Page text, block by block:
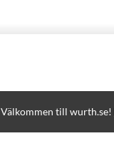
Välkommen till wurth.se!